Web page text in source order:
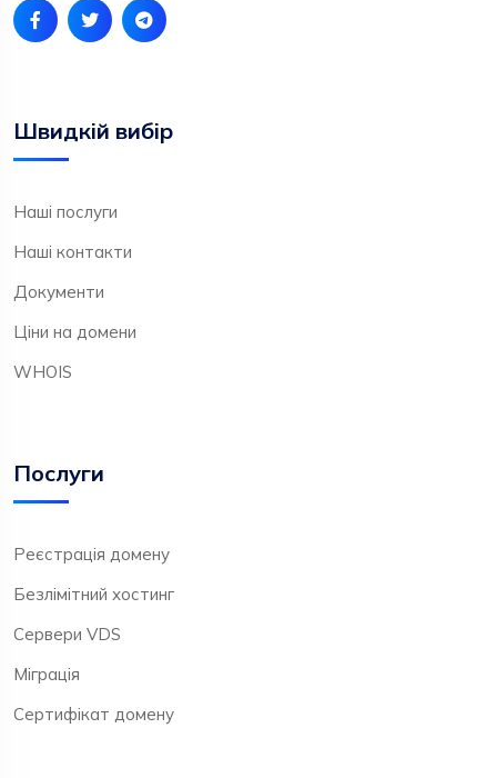
Швидкій вибір
Наші послуги
Наші контакти
Документи
Ціни на домени
WHOIS
Послуги
Реєстрація домену
Безлімітний хостинг
Сервери VDS
Міграція
Сертифікат домену